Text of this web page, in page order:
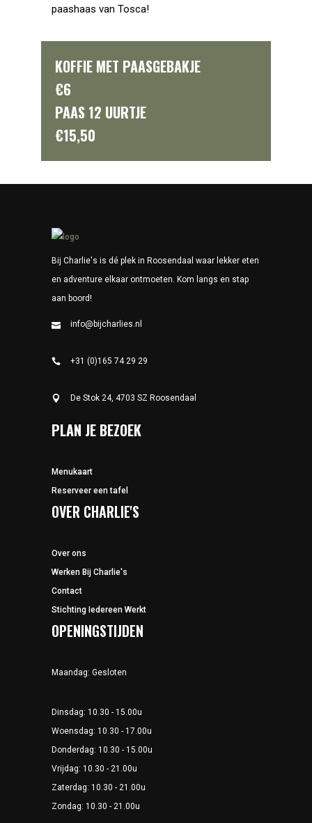
paashaas van Tosca!
KOFFIE MET PAASGEBAKJE
€6
PAAS 12 UURTJE
€15,50
Bij Charlie's is dé plek in Roosendaal waar lekker eten
en adventure elkaar ontmoeten. Kom langs en stap
aan boord!
info@bijcharlies.nl
+31 (0)165 74 29 29
De Stok 24, 4703 SZ Roosendaal
PLAN JE BEZOEK
Menukaart
Reserveer een tafel
OVER CHARLIE'S
Over ons
Werken Bij Charlie's
Contact
Stichting Iedereen Werkt
OPENINGSTIJDEN
Maandag: Gesloten
Dinsdag: 10.30 - 15.00u
Woensdag: 10.30 - 17.00u
Donderdag: 10.30 - 15.00u
Vrijdag: 10.30 - 21.00u
Zaterdag: 10.30 - 21.00u
Zondag: 10.30 - 21.00u